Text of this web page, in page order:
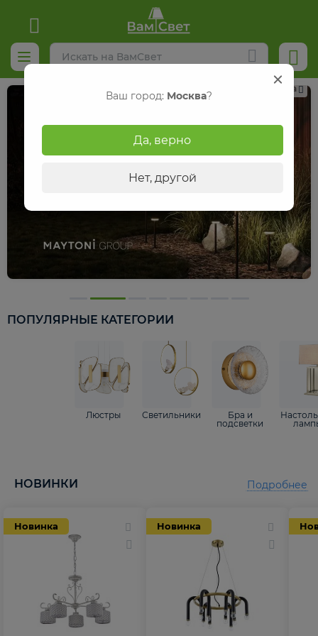
Реклама
ПОПУЛЯРНЫЕ КАТЕГОРИИ
Люстры Светильники
Бра и
подсветки
НОВИНКИ
Новинка Новинка
Подробнее
Ваш город: Москва?
Да, верно
Нет, другой